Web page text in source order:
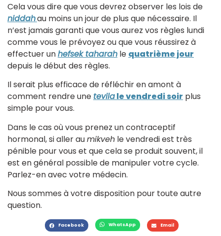
Cela vous dire que vous devrez observer les lois de
niddahau moins un jour de plus que nécessaire. Il
n’est jamais garanti que vous aurez vos règles lundi
comme vous le prévoyez ou que vous réussirez à
effectuer unhefsek taharah le quatrième jour
depuis le début des règles.
Il serait plus efficace de réfléchir en amont à
comment rendre une tevilale vendredi soir plus
simple pour vous.
Dans le cas où vous prenez un contraceptif
hormonal, si aller aumikveh le vendredi est très
pénible pour vous et que cela se produit souvent, il
est en général possible de manipuler votre cycle.
Parlez-en avec votre médecin.
Nous sommes à votre disposition pour toute autre
question.
Facebook WhatsApp Email